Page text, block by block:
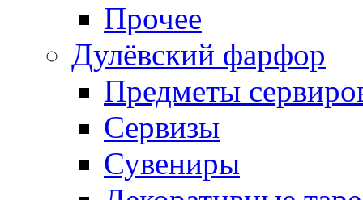
Прочее
Дулёвский фарфор
Предметы
Сервизы
Сувениры